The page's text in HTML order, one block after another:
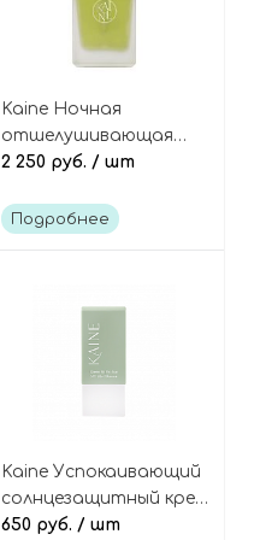
Kaine Ночная
отшелушивающая
сыворотка для лица с
розмарином,
2 250 руб. / шт
Подробнее
Kaine Успокаивающий
солнцезащитный крем
для чувствительной
650 руб. / шт